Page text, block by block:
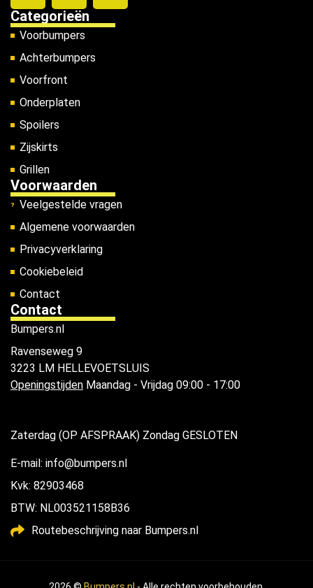
Categorieën
Voorbumpers
Achterbumpers
Voorfront
Onderplaten
Spoilers
Zijskirts
Grillen
Voorwaarden
Veelgestelde vragen
Algemene voorwaarden
Privacyverklaring
Cookiebeleid
Contact
Contact
Bumpers.nl
Ravenseweg 9
3223 LM HELLEVOETSLUIS
Openingstijden Maandag - Vrijdag 09:00 - 17:00
Zaterdag (OP AFSPRAAK) Zondag GESLOTEN
E-mail: info@bumpers.nl
Kvk: 82903468
BTW: NL003521158B36
Routebeschrijving naar Bumpers.nl